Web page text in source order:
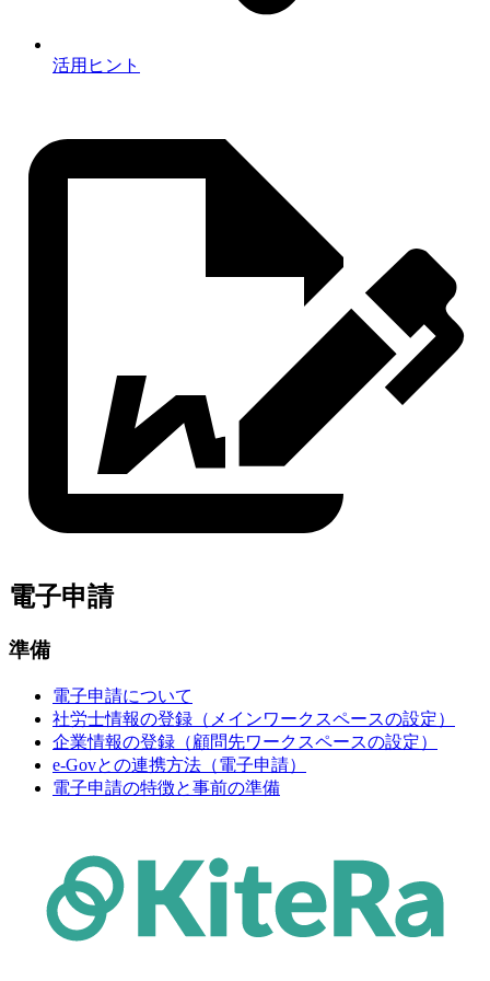
活用ヒント
電子申請
準備
電子申請について
社労士情報の登録（メインワークスペースの設定）
企業情報の登録（顧問先ワークスペースの設定）
e-Govとの連携方法（電子申請）
電子申請の特徴と事前の準備